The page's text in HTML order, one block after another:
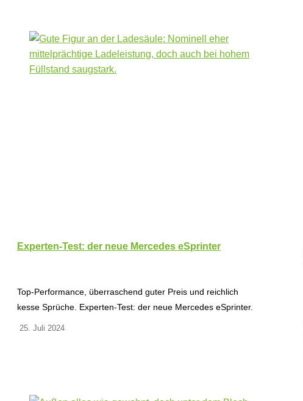
Experten-Test: der neue Mercedes eSprinter
Top-Performance, überraschend guter Preis und reichlich
kesse Sprüche. Experten-Test: der neue Mercedes eSprinter.
25. Juli 2024